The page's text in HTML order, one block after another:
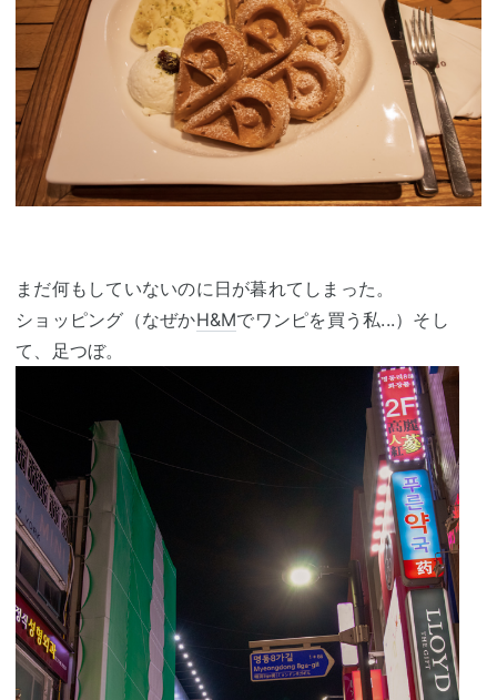
まだ何もしていないのに日が暮れてしまった。
ショッピング（なぜかH&Mでワンピを買う私...）そし
て、足つぼ。